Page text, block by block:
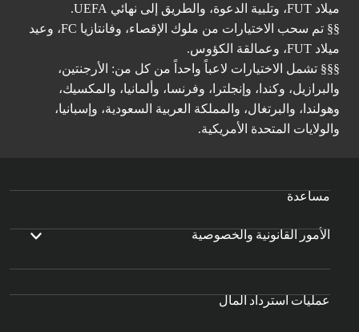
ميلاد FUT، وتلبية الدعوة، والطريق إلى نهائي UEFA.
§§ تم سحب الاختيارات من ملوك الإقصاء، وفانتازيا FC، وعيد
ميلاد FUT، وعمالقة الكؤوس.
§§§ تشمل الاختيارات لاعباً واحداً من كل من: الأرجنتين،
والبرازيل، وكندا، وإنجلترا، وفرنسا، وألمانيا، والمكسيك،
وهولندا، والبرتغال، والمملكة العربية السعودية، وإسبانيا،
والولايات المتحدة الأمريكية.
مساعدة
الأمور القانونية والخصوصية
عمليات استرداد المال